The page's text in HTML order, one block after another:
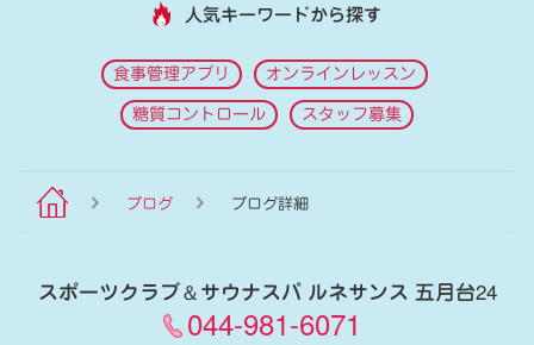
人気キーワードから探す
食事管理アプリ オンラインレッスン
糖質コントロール スタッフ募集
ブログ ブログ詳細
スポーツクラブ＆サウナスパ ルネサンス 五月台24
044-981-6071